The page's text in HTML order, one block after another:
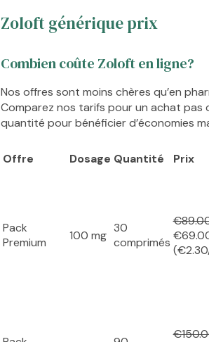
Zoloft générique prix
Combien coûte Zoloft en ligne?
Nos offres sont moins chères qu’en
Comparez nos tarifs pour un achat pas
quantité pour bénéficier d’économies
Offre Dosage Quantité Prix
Pack
Premium
100 mg
30
comprimés